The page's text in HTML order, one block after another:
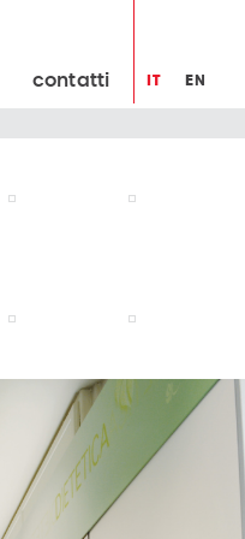
IT EN
contatti